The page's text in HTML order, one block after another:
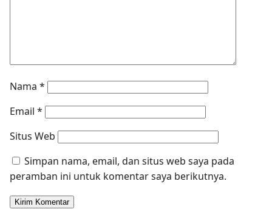
Nama *
Email *
Situs Web
Simpan nama, email, dan situs web saya pada
peramban ini untuk komentar saya berikutnya.